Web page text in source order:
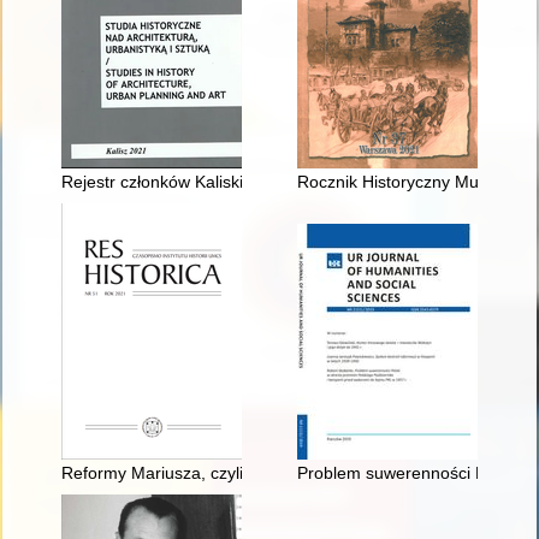
Rejestr członków Kaliskiego Towarzystwa Przyjaciół Nauk
Rocznik Historyczny Muzeum
Reformy Mariusza, czyli Długie trwanie historiograficznego
Problem suwerenności Polski